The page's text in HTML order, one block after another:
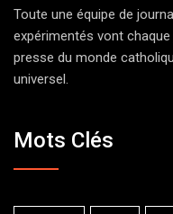
Toute une équipe de
expérimentés vont
presse du monde
universel.
Mots Clés